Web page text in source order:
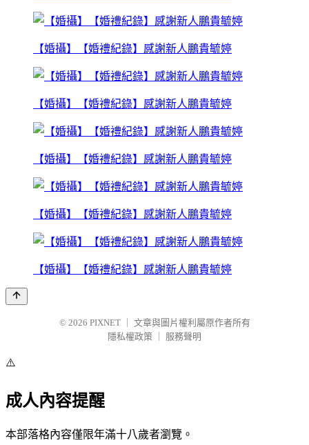
【婚攝】【婚禮紀錄】感謝新人鵬貴毓婷
【婚攝】【婚禮紀錄】感謝新人鵬貴毓婷
【婚攝】【婚禮紀錄】感謝新人鵬貴毓婷
【婚攝】【婚禮紀錄】感謝新人鵬貴毓婷
【婚攝】【婚禮紀錄】感謝新人鵬貴毓婷
© 2026 PIXNET
文章與圖片權利屬原作者所有
隱私權政策
服務聲明
⚠️
成人內容提醒
本部落格內容僅限年滿十八歲者瀏覽。